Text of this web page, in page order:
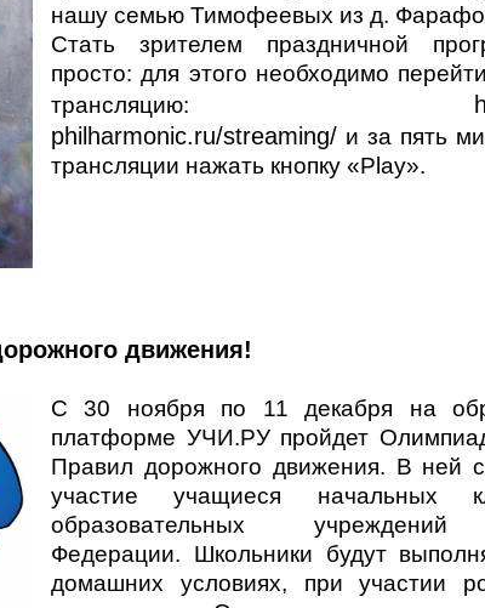
нашу семью Тимофеевых из д.
Стать зрителем праздничной
просто: для этого необходимо
трансляцию:
philharmonic.ru/streaming/ и за пять
трансляции нажать кнопку «Play».
движения!
С 30 ноября по 11 декабря на
платформе УЧИ.РУ пройдет
Правил дорожного движения. В ней
участие учащиеся начальных
образовательных учреждений
Федерации. Школьники будут
домашних условиях, при участии